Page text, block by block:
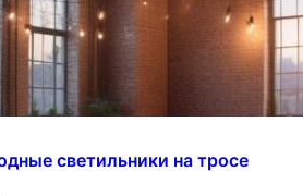
светильники на тросе